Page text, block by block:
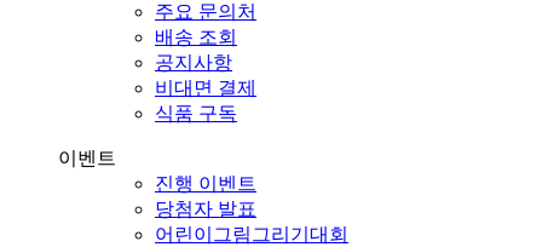
주요 문의처
배송 조회
공지사항
비대면 결제
식품 구독
이벤트
진행 이벤트
당첨자 발표
어린이그림그리기대회